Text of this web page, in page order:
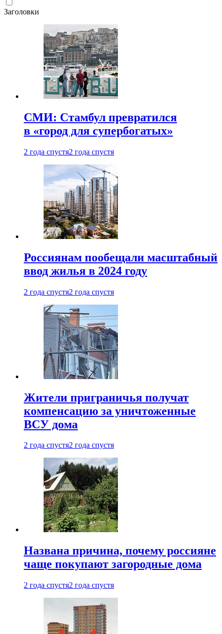
Заголовки
СМИ: Стамбул превратился
в «город для супербогатых»
2 года спустя2 года спустя
Россиянам пообещали масштабный
ввод жилья в 2024 году
2 года спустя2 года спустя
Жители приграничья получат
компенсацию за уничтоженные
ВСУ дома
2 года спустя2 года спустя
Названа причина, почему россияне
чаще покупают загородные дома
2 года спустя2 года спустя